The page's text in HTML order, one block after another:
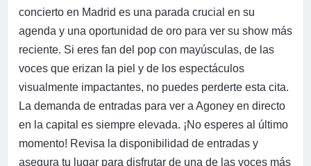
concierto en Madrid es una parada crucial en su
agenda y una oportunidad de oro para ver su show más
reciente. Si eres fan del pop con mayúsculas, de las
voces que erizan la piel y de los espectáculos
visualmente impactantes, no puedes perderte esta cita.
La demanda de entradas para ver a Agoney en directo
en la capital es siempre elevada. ¡No esperes al último
momento! Revisa la disponibilidad de entradas y
asegura tu lugar para disfrutar de una de las voces más